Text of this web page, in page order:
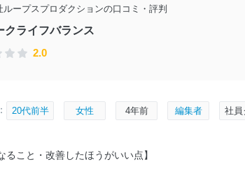
ループスプロダクションの口コミ・評判
クライフバランス
2.0
20代前半 女性 4年前 編集者 社員
ること・改善したほうがいい点】